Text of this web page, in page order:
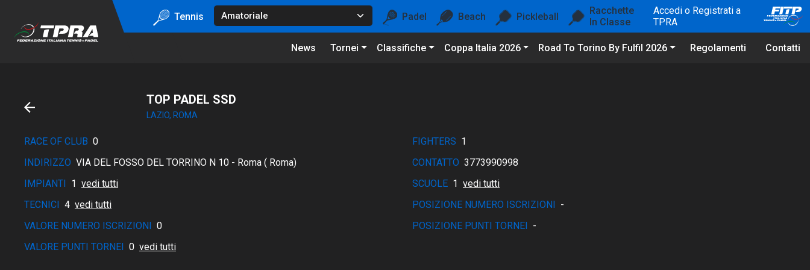
Tennis Padel Beach Pickleball
Racchette
In Classe
Accedi o Registrati a
TPRA
News Tornei Classifiche Coppa Italia 2026 Road To Torino By Fulfil 2026 Regolamenti Contatti
TOP PADEL SSD
LAZIO, ROMA
RACE OF CLUB 0 FIGHTERS 1
INDIRIZZO VIA DEL FOSSO DEL TORRINO N 10 - Roma ( Roma) CONTATTO 3773990998
IMPIANTI 1 vedi tutti SCUOLE 1 vedi tutti
TECNICI 4 vedi tutti POSIZIONE NUMERO ISCRIZIONI -
VALORE NUMERO ISCRIZIONI 0 POSIZIONE PUNTI TORNEI -
VALORE PUNTI TORNEI 0 vedi tutti